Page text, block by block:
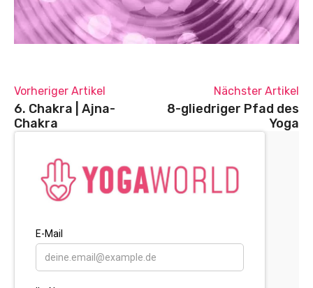
Vorheriger Artikel
6. Chakra | Ajna-
Chakra
Nächster Artikel
8-gliedriger Pfad des
Yoga